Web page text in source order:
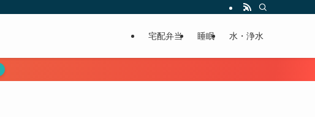
宅配弁当 睡眠 水・浄水